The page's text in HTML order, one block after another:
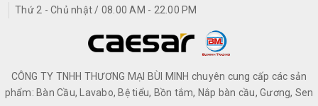
Thứ 2 - Chủ nhật / 08.00 AM - 22.00 PM
CÔNG TY TNHH THƯƠNG MẠI BÙI MINH chuyên cung cấp các sản
phẩm: Bàn Cầu, Lavabo, Bệ tiểu, Bồn tắm, Nắp bàn cầu, Gương, Sen